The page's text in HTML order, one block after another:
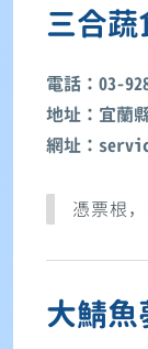
三合蔬
電話：03-
地址：宜蘭
網址：
憑票根
大鯖魚